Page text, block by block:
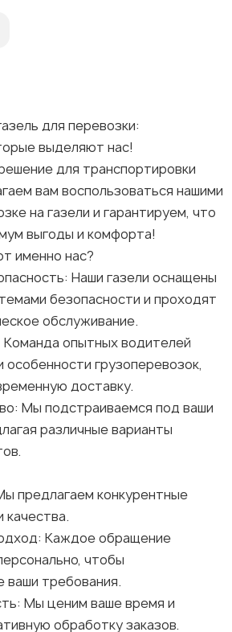
для перевозки:
выделяют нас!
для транспортировки
вам воспользоваться нашими
на газели и гарантируем, что
выгоды и комфорта!
именно нас?
Наши газели оснащены
безопасности и проходят
обслуживание.
опытных водителей
особенности грузоперевозок,
доставку.
Мы подстраиваемся под ваши
различные варианты
предлагаем конкурентные
Каждое обращение
чтобы
ваши требования.
Мы ценим ваше время и
обработку заказов.